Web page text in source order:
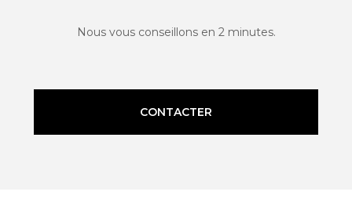
Nous vous conseillons en 2 minutes.
CONTACTER